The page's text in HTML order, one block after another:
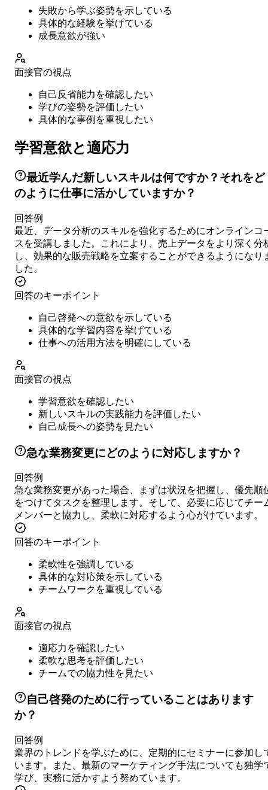
失敗から学ぶ姿勢を示している
具体的な経験を挙げている
成長意欲が強い
面接官の視点
自己反省能力を確認したい
学びの姿勢を評価したい
具体的な事例を重視したい
学習意欲と適応力
最近学んだ新しいスキルは何ですか？それをど
のように仕事に活かしていますか？
回答例
最近、データ分析のスキルを強化するためにオンラインコ
スを受講しました。これにより、売上データをより深く分
し、効果的な販売戦略を立案することができるようになり
した。
回答のキーポイント
自己啓発への意欲を示している
具体的な学習内容を挙げている
仕事への活用方法を明確にしている
面接官の視点
学習意欲を確認したい
新しいスキルの実践能力を評価したい
自己成長への姿勢を見たい
急な業務変更にどのように対応しますか？
回答例
急な業務変更があった場合、まずは状況を把握し、優先順
をつけてタスクを整理します。そして、必要に応じてチー
メンバーと協力し、柔軟に対応するよう心がけています。
回答のキーポイント
柔軟性を強調している
具体的な対応策を示している
チームワークを重視している
面接官の視点
適応力を確認したい
柔軟な思考を評価したい
チームでの協力性を見たい
自己啓発のために行っていることはあります
か？
回答例
業界のトレンドを学ぶために、定期的にセミナーに参加し
います。また、最新のマーケティング手法についても独学
学び、実務に活かすよう努めています。